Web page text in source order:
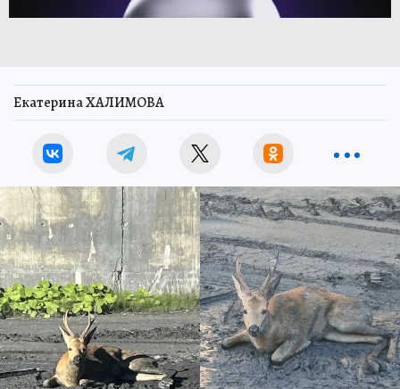
Екатерина ХАЛИМОВА